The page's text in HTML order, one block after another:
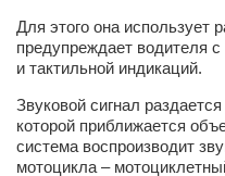
Здоровье
Здоровый образ жизни
Сам себе доктор
Активный отдых
Для этого она использует
предупреждает водителя
и тактильной индикаций.
Звуковой сигнал
которой приближается
система воспроизводит
мотоцикла –